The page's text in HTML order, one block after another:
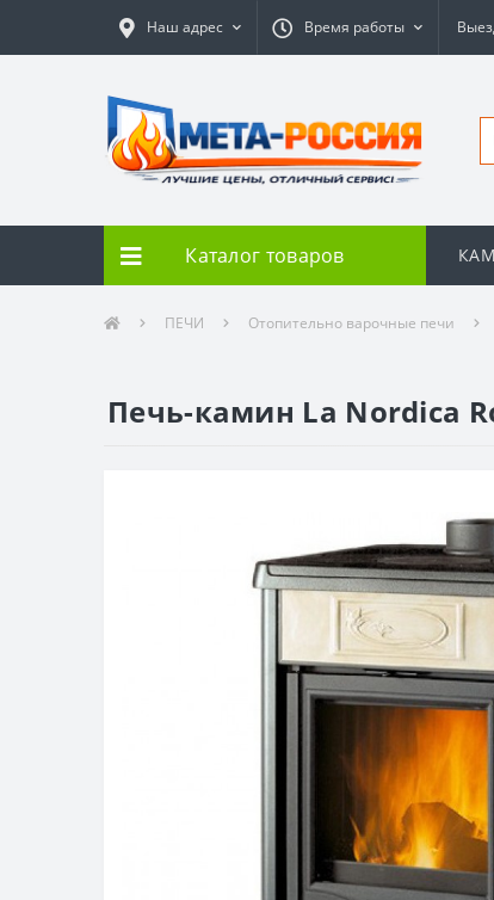
Наш адрес Время работы
Каталог товаров
ПЕЧИ Отопительно варочные печи
Печь-камин La Nordica